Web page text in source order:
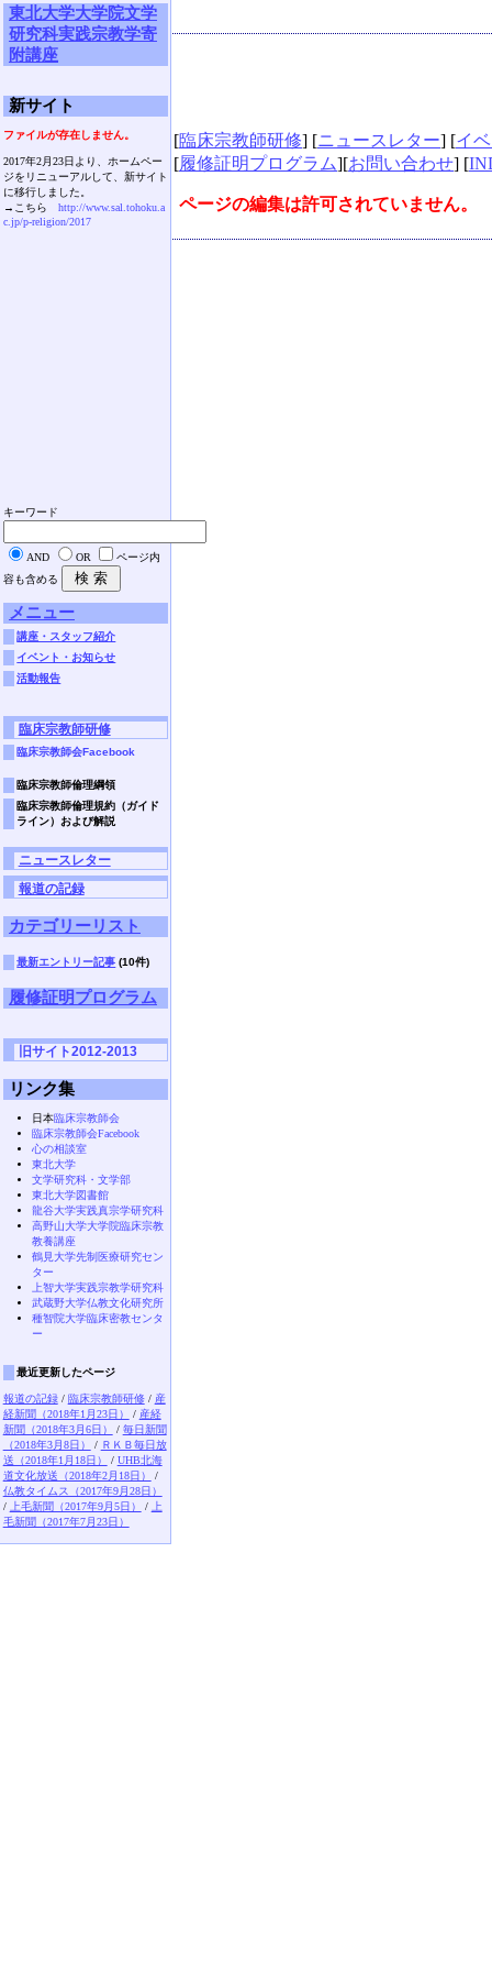
[臨床宗教師研修] [ニュースレター] [イ
[履修証明プログラム][お問い合わせ] [
ページの編集は許可されていません。
東北大学大学院文学
研究科実践宗教学寄
附講座
新サイト
ファイルが存在しません。
2017年2月23日より、ホームペー
ジをリニューアルして、新サイト
に移行しました。
→こちら http://www.sal.tohoku.a
c.jp/p-religion/2017
キーワード
AND OR
ページ内
容も含める
メニュー
講座・スタッフ紹介
イベント・お知らせ
活動報告
臨床宗教師研修
臨床宗教師会Facebook
臨床宗教師倫理綱領
臨床宗教師倫理規約（ガイド
ライン）および解説
ニュースレター
報道の記録
カテゴリーリスト
最新エントリー記事 (10件)
履修証明プログラム
旧サイト2012-2013
リンク集
日本臨床宗教師会
臨床宗教師会Facebook
心の相談室
東北大学
文学研究科・文学部
東北大学図書館
龍谷大学実践真宗学研究科
高野山大学大学院臨床宗教
教養講座
鶴見大学先制医療研究セン
ター
上智大学実践宗教学研究科
武蔵野大学仏教文化研究所
種智院大学臨床密教センタ
ー
最近更新したページ
報道の記録/ 臨床宗教師研修/ 産
経新聞（2018年1月23日）
/ 産経
新聞（2018年3月6日）
/ 毎日新聞
（2018年3月8日）
/ ＲＫＢ毎日放
送（2018年1月18日）
/ UHB北海
道文化放送（2018年2月18日）
/
仏教タイムス（2017年9月28日）
/
上毛新聞（2017年9月5日） /
上
毛新聞（2017年7月23日）